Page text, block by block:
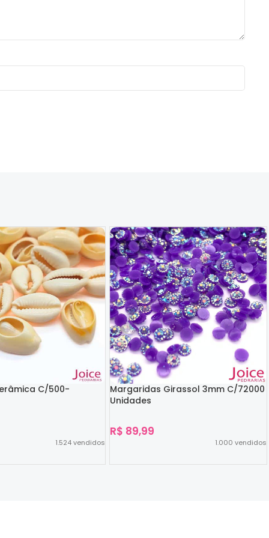
C/500-
1.524vendidos
Margaridas Girassol 3mm C/72000
Unidades
R$ 89,99
1.000 vendidos